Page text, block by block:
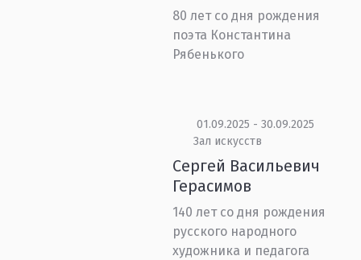
80 лет со дня рождения
поэта Константина
Рябенького
01.09.2025 - 30.09.2025
Зал искусств
Сергей Васильевич
Герасимов
140 лет со дня рождения
русского народного
художника и педагога